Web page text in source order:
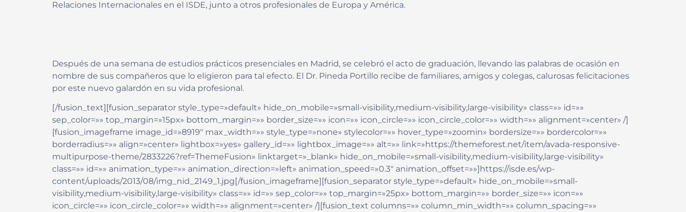
Relaciones Internacionales en el ISDE, junto a otros profesionales de Europa y América.
Después de una semana de estudios prácticos presenciales en Madrid, se celebró el acto de graduación, llevando las palabras de ocasión en
nombre de sus compañeros que lo eligieron para tal efecto. El Dr. Pineda Portillo recibe de familiares, amigos y colegas, calurosas felicitaciones
por este nuevo galardón en su vida profesional.
[/fusion_text][fusion_separator style_type=»default» hide_on_mobile=»small-visibility,medium-visibility,large-visibility» class=»» id=»»
sep_color=»» top_margin=»15px» bottom_margin=»» border_size=»» icon=»» icon_circle=»» icon_circle_color=»» width=»» alignment=»center» /]
[fusion_imageframe image_id=»8919″ max_width=»» style_type=»none» stylecolor=»» hover_type=»zoomin» bordersize=»» bordercolor=»»
borderradius=»» align=»center» lightbox=»yes» gallery_id=»» lightbox_image=»» alt=»» link=»https://themeforest.net/item/avada-responsive-
multipurpose-theme/2833226?ref=ThemeFusion» linktarget=»_blank» hide_on_mobile=»small-visibility,medium-visibility,large-visibility»
class=»» id=»» animation_type=»» animation_direction=»left» animation_speed=»0.3″ animation_offset=»»]https://isde.es/wp-
content/uploads/2013/08/img_nid_2149_1.jpg[/fusion_imageframe][fusion_separator style_type=»default» hide_on_mobile=»small-
visibility,medium-visibility,large-visibility» class=»» id=»» sep_color=»» top_margin=»25px» bottom_margin=»» border_size=»» icon=»»
icon_circle=»» icon_circle_color=»» width=»» alignment=»center» /][fusion_text columns=»» column_min_width=»» column_spacing=»»